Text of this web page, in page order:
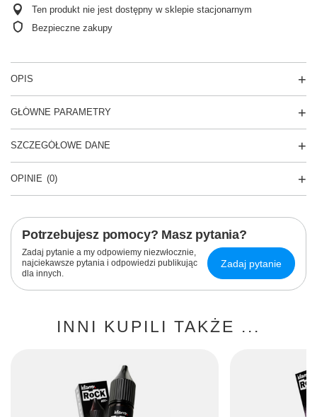
Ten produkt nie jest dostępny w sklepie stacjonarnym
Bezpieczne zakupy
OPIS
GŁÓWNE PARAMETRY
SZCZEGÓŁOWE DANE
OPINIE (0)
Potrzebujesz pomocy? Masz pytania?
Zadaj pytanie a my odpowiemy niezwłocznie,
najciekawsze pytania i odpowiedzi publikując
dla innych.
Zadaj pytanie
INNI KUPILI TAKŻE ...